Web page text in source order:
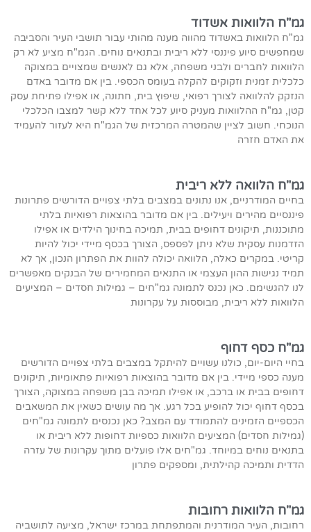
גמ"ח הלוואות אשדוד
גמ"ח הלוואות באשדוד מהווה מענה מהותי עבור תושבי העיר והסביבה
שמחפשים סיוע פיננסי ללא ריבית ובתנאים נוחים. הגמ"ח מציע לא רק
הלוואות לחברים ולבני משפחה, אלא גם לאנשים שמצויים במצוקה
כלכלית זמנית וזקוקים להקלה בעומס הכספי. בין אם מדובר באדם
הנזקק להלוואה לצורך רפואי, שיפוץ בית, חתונה, או אפילו פתיחת עסק
קטן, גמ"ח ההלוואות מעניק סיוע לכל אחד ללא קשר למצבו הכלכלי
הנוכחי. חשוב לציין שהמטרה המרכזית של הגמ"ח היא לעזור להעמיד
את האדם חזרה
גמ"ח הלוואה ללא ריבית
בחיים המודרניים, אנו נתונים במצבים בלתי צפויים הדורשים פתרונות
פיננסיים מהירים ויעילים. בין אם מדובר בהוצאות רפואיות בלתי
מתוכננות, תיקונים דחופים בבית, תמיכה בחינוך הילדים או אפילו
הזדמנות עסקית שלא ניתן לפספס, הצורך בכסף מיידי יכול להיות
קריטי. במקרים כאלה, הלוואה יכולה להוות את הפתרון הנכון, אך לא
תמיד נגישות ההון העצמי או התנאים המחמירים של הבנקים מאפשרים
לנו להגשימם. כאן נכנס לתמונה גמ"חים – גמילות חסדים – המציעים
הלוואות ללא ריבית, מבוססות על עקרונות
גמ"ח כסף דחוף
בחיי היום-יום, כולנו עשויים להיתקל במצבים בלתי צפויים הדורשים
מענה כספי מיידי. בין אם מדובר בהוצאות רפואיות פתאומיות, תיקונים
דחופים בבית או ברכב, או אפילו תמיכה בבן משפחה במצוקה, הצורך
בכסף דחוף יכול להופיע בכל רגע. אך מה עושים כשאין את המשאבים
הכספיים הזמינים להתמודד עם המצב? כאן נכנסים לתמונה גמ"חים
(גמילות חסדים) המציעים הלוואות כספיות דחופות ללא ריבית או
בתנאים נוחים במיוחד. גמ"חים אלו פועלים מתוך עקרונות של עזרה
הדדית ותמיכה קהילתית, ומספקים פתרון
גמ"ח הלוואות רחובות
רחובות, העיר המודרנית והמתפתחת במרכז ישראל, מציעה לתושביה